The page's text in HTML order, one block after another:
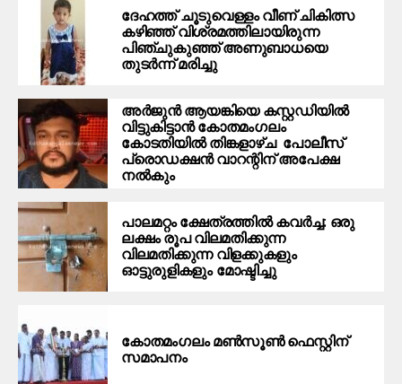
ദേഹത്ത് ചൂടുവെള്ളം വീണ് ചികിത്സ
കഴിഞ്ഞ് വിശ്രമത്തിലായിരുന്ന
പിഞ്ചുകുഞ്ഞ് അണുബാധയെ
തുടര്‍ന്ന് മരിച്ചു
അര്‍ജുന്‍ ആയങ്കിയെ കസ്റ്റഡിയില്‍
വിട്ടുകിട്ടാന്‍ കോതമംഗലം
കോടതിയില്‍ തിങ്കളാഴ്ച പോലീസ്
പ്രൊഡക്ഷന്‍ വാറന്റിന് അപേക്ഷ
നല്‍കും
പാലമറ്റം ക്ഷേത്രത്തില്‍ കവര്‍ച്ച: ഒരു
ലക്ഷം രൂപ വിലമതിക്കുന്ന
വിലമതിക്കുന്ന വിളക്കുകളും
ഓട്ടുരുളികളും മോഷ്ടിച്ചു
കോതമംഗലം മൺസൂൺ ഫെസ്റ്റിന്
സമാപനം